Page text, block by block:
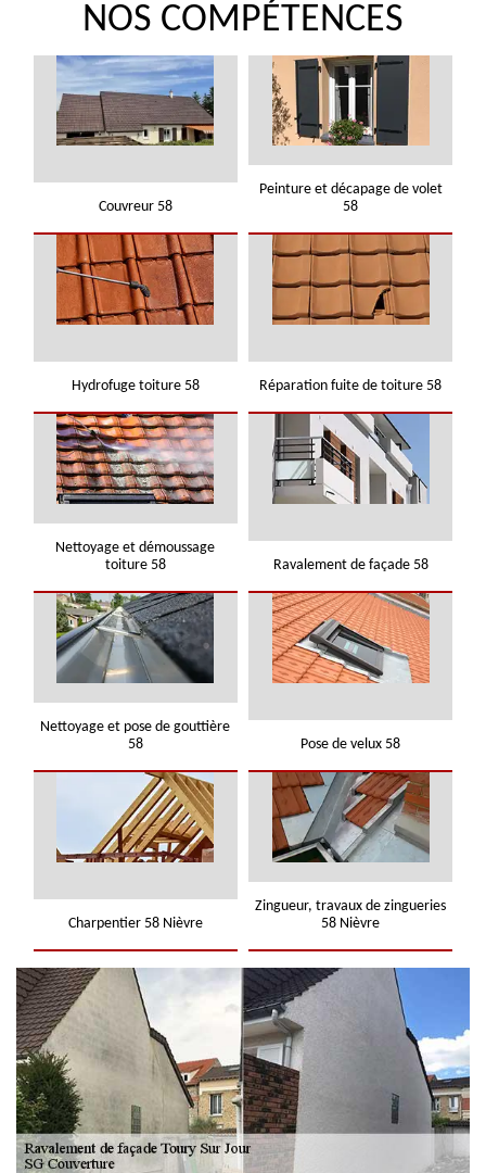
NOS COMPÉTENCES
Couvreur 58
Peinture et décapage de volet
58
Hydrofuge toiture 58 Réparation fuite de toiture 58
Nettoyage et démoussage
toiture 58
Ravalement de façade 58
Nettoyage et pose de gouttière
58
Pose de velux 58
Charpentier 58 Nièvre
Zingueur, travaux de zingueries
58 Nièvre